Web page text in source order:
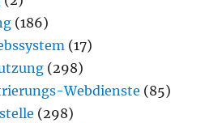
(186)
(17)
(298)
Webdienste (85)
(298)